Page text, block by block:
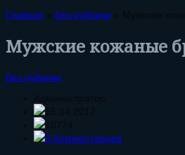
Главная » Без рубрики » Мужские
Мужские кожаные
Без рубрики
Администратор
15.04.2017
10724
0 Комментариев